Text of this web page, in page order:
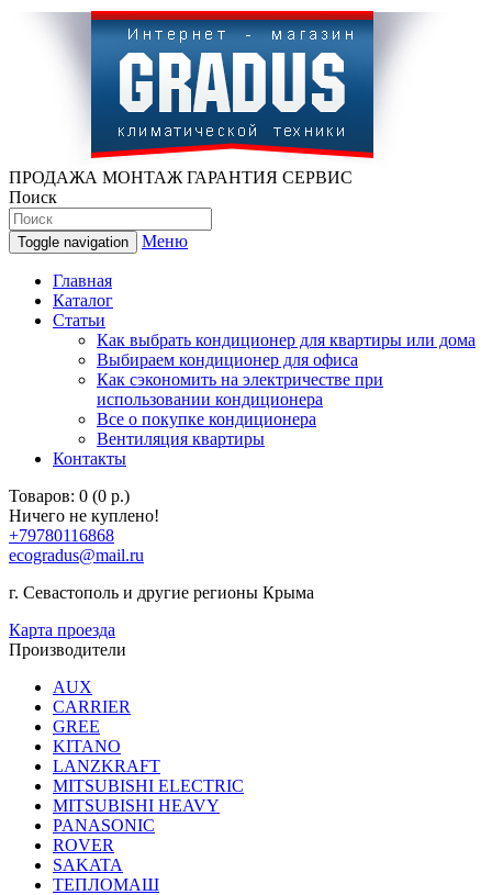
ПРОДАЖА МОНТАЖ ГАРАНТИЯ СЕРВИС
Поиск
Toggle navigation Меню
Главная
Каталог
Статьи
Как выбрать кондиционер для квартиры или дома
Выбираем кондиционер для офиса
Как сэкономить на электричестве при
использовании кондиционера
Все о покупке кондиционера
Вентиляция квартиры
Контакты
Товаров: 0 (0 р.)
Ничего не куплено!
+79780116868
ecogradus@mail.ru
г. Севастополь и другие регионы Крыма
Карта проезда
Производители
AUX
CARRIER
GREE
KITANO
LANZKRAFT
MITSUBISHI ELECTRIC
MITSUBISHI HEAVY
PANASONIC
ROVER
SAKATA
ТЕПЛОМАШ